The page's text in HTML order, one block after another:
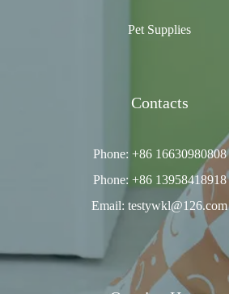
Pet Supplies
Contacts
Phone: +86 16630980808
Phone: +86 13958418918
Email: testywkl@126.com